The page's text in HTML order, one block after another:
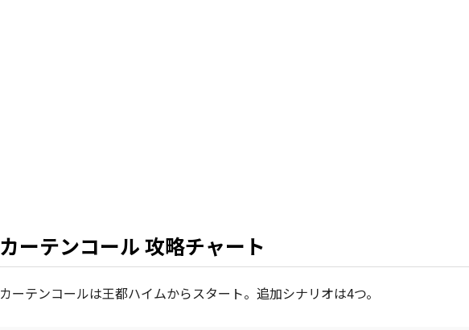
カーテンコール 攻略チャート
カーテンコールは王都ハイムからスタート。追加シナリオは4つ。